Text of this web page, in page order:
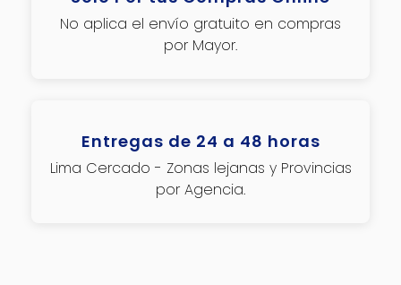
No aplica el envío gratuito en compras
por Mayor.
Entregas de 24 a 48 horas
Lima Cercado - Zonas lejanas y Provincias
por Agencia.